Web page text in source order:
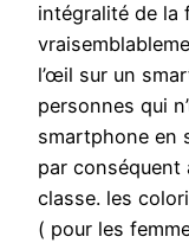
intégralité de la
l’œil sur un
personnes qui
smartphone en
par conséquent
classe. les
( pour les